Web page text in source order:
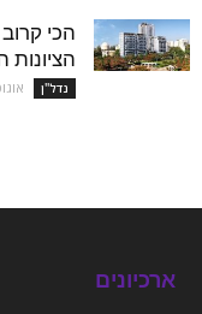
הכי
נדל''ן אוגוסט
ארכיונים